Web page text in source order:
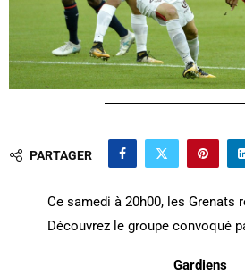
PARTAGER
Ce samedi à 20h00, les Grenats
Découvrez le groupe convoqué
Gardiens